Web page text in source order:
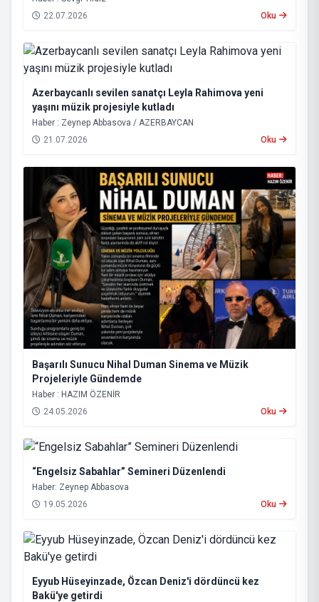
22.07.2026
Oku
Azerbaycanlı sevilen sanatçı Leyla Rahimova yeni
yaşını müzik projesiyle kutladı
Haber : Zeynep Abbasova / AZERBAYCAN
21.07.2026
Oku
Başarılı Sunucu Nihal Duman Sinema ve Müzik
Projeleriyle Gündemde
Haber : HAZIM ÖZENİR
24.05.2026
Oku
“Engelsiz Sabahlar” Semineri Düzenlendi
Haber: Zeynep Abbasova
19.05.2026
Oku
Eyyub Hüseyinzade, Özcan Deniz'i dördüncü kez
Bakü'ye getirdi